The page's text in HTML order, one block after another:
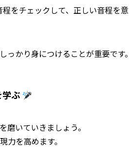
をチェックして、正しい音程を
かり身につけることが重要です。
ぶ
いていきましょう。
力を高めます。